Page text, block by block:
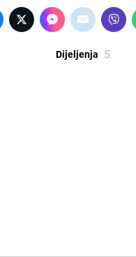
Dijeljenja 5